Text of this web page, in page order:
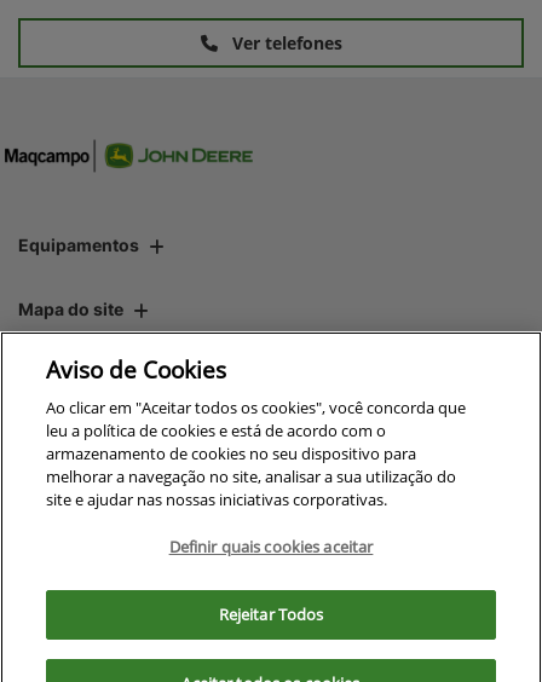
Ver telefones
Equipamentos
Mapa do site
Política de privacidade
CNPJ: 00.970.771/0010-00
No trânsito, enxergar o outro
salva vidas.
. Ao seguir com a navegação e visita você
concorda com nossas políticas.
Aviso de Cookies
Ao clicar em "Aceitar todos os cookies", você concorda que
leu a política de cookies e está de acordo com o
armazenamento de cookies no seu dispositivo para
melhorar a navegação no site, analisar a sua utilização do
site e ajudar nas nossas iniciativas corporativas.
Definir quais cookies aceitar
Rejeitar Todos